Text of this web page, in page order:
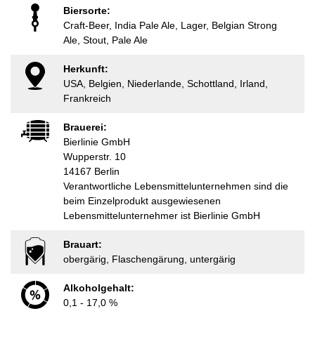
Biersorte:
Craft-Beer, India Pale Ale, Lager, Belgian Strong
Ale, Stout, Pale Ale
Herkunft:
USA, Belgien, Niederlande, Schottland, Irland,
Frankreich
Brauerei:
Bierlinie GmbH
Wupperstr. 10
14167 Berlin
Verantwortliche Lebensmittelunternehmen sind die
beim Einzelprodukt ausgewiesenen
Lebensmittelunternehmer ist Bierlinie GmbH
Brauart:
obergärig, Flaschengärung, untergärig
Alkoholgehalt:
0,1 - 17,0 %